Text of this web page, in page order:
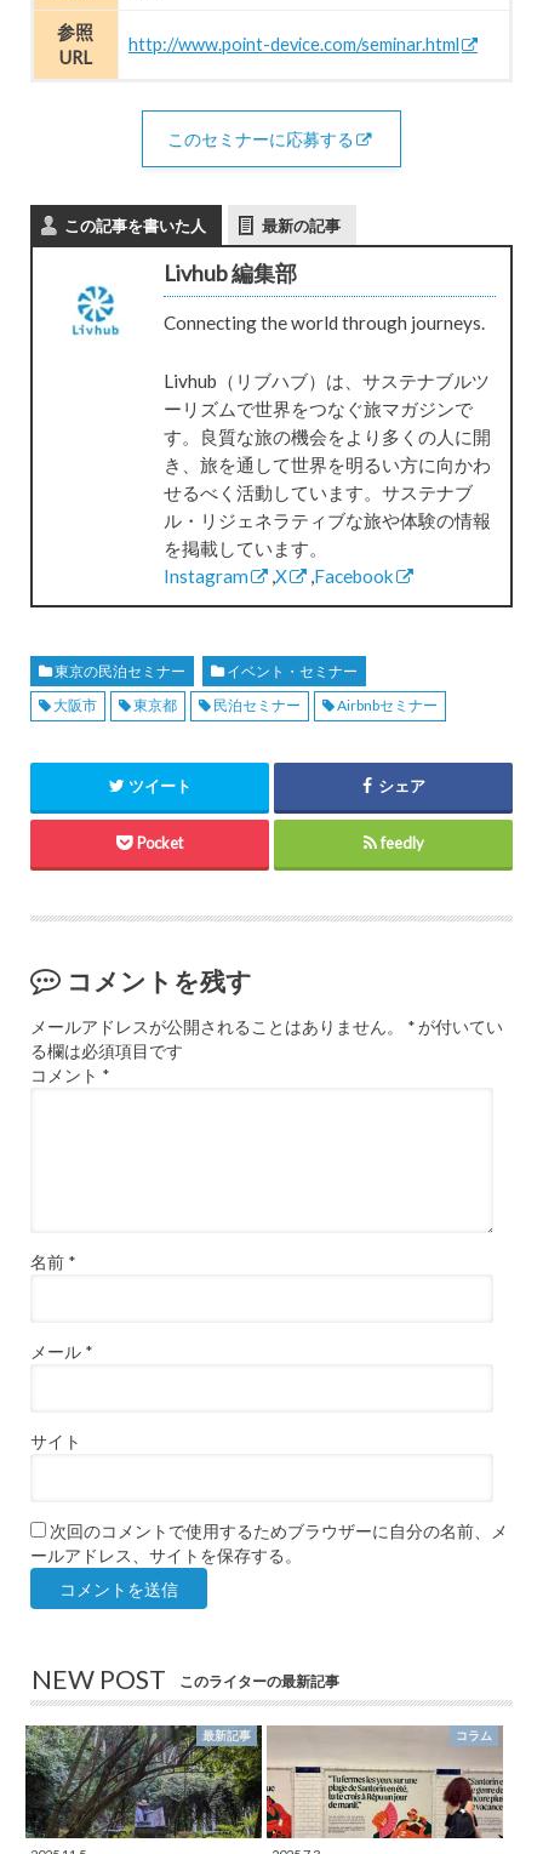
参照
URL
http://www.point-device.com/seminar.html
このセミナーに応募する
この記事を書いた人 最新の記事
Livhub 編集部
Connecting the world through journeys.
Livhub（リブハブ）は、サステナブルツ
ーリズムで世界をつなぐ旅マガジンで
す。良質な旅の機会をより多くの人に開
き、旅を通して世界を明るい方に向かわ
せるべく活動しています。サステナブ
ル・リジェネラティブな旅や体験の情報
を掲載しています。
Instagram
X Facebook
東京の民泊セミナー
イベント・セミナー
大阪市
東京都 民泊セミナー Airbnbセミナー
ツイート シェア
Pocket feedly
コメントを残す
メールアドレスが公開されることはありません。 *が付いてい
る欄は必須項目です
コメント *
名前 *
メール *
サイト
次回のコメントで使用するためブラウザーに自分の名前、メ
ールアドレス、サイトを保存する。
NEW POST このライターの最新記事
最新記事 コラム